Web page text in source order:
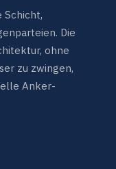
Schicht,
Die
ohne
zu zwingen,
Anker-